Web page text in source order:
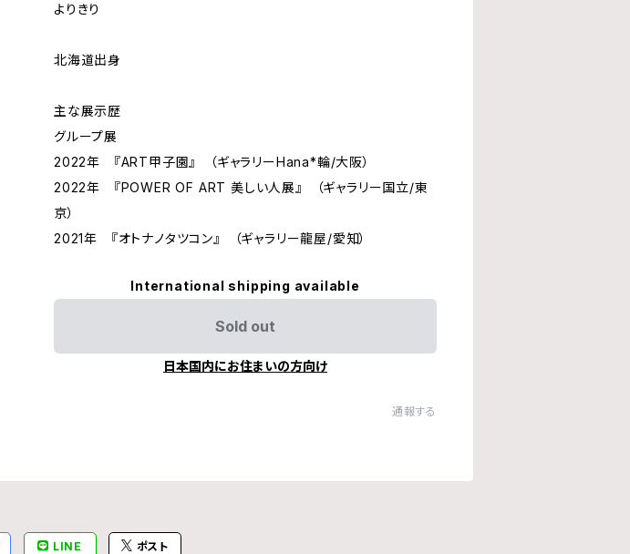
よりきり
北海道出身
主な展示歴
グループ展
2022年 『ART甲子園​』 （ギャラリーHana*輪/大阪）
2022年 『POWER OF ART 美しい人展』 （ギャラリー国立/東
京）
2021年 『オトナノタツコン​』 （ギャラリー龍屋/愛知）
International shipping available
Sold out
日本国内にお住まいの方向け
通報する
LINE ポスト